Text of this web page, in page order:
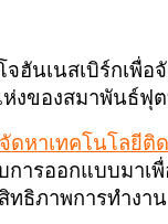
ฮันเนสเบิร์กเพื่อ
งของสมาพันธ์ฟุ
ดหาเทคโนโลยีติ
ารออกแบบมาเ
ทธิภาพการทำงาน